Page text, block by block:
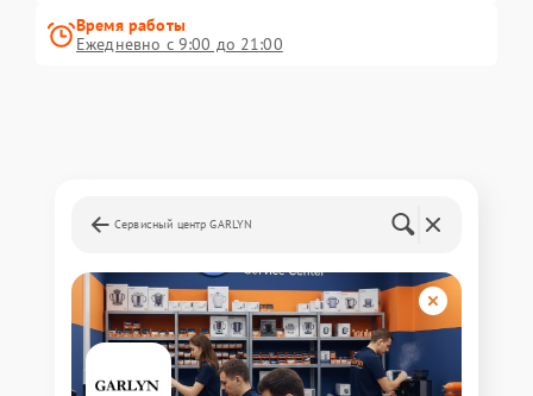
Время работы
Ежедневно с 9:00 до 21:00
Сервисный центр GARLYN